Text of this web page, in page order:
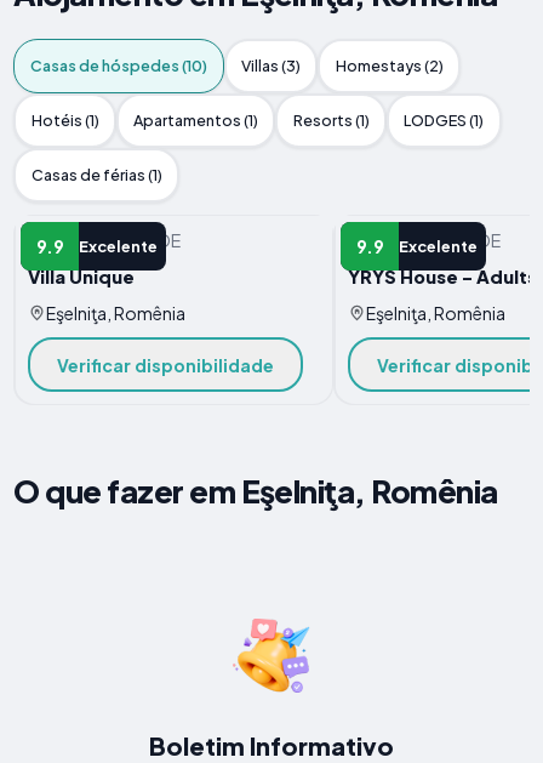
Casas de hóspedes (10) Villas (3) Homestays (2)
Hotéis (1) Apartamentos (1) Resorts (1) LODGES (1)
Casas de férias (1)
9.9 Excelente
CASA DE HóSPEDE
Villa Unique
Eşelniţa, Romênia
Verificar disponibilidade
9.9 Excelente
CASA DE HóSPEDE
YRYS House - Adults
Eşelniţa, Romênia
Verificar
O que fazer em Eşelniţa, Romênia
Boletim Informativo